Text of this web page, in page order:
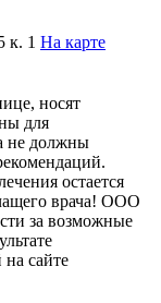
к. 1 На карте
носят
для
не должны
остается
врача! ООО
за возможные
сайте